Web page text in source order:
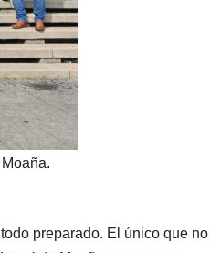
preparado. El único que no